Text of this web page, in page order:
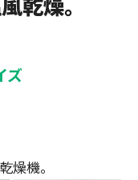
ズ
燥機。